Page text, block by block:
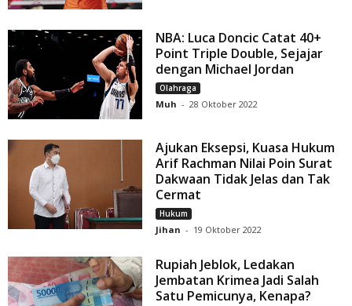
NBA: Luca Doncic Catat 40+
Point Triple Double, Sejajar
dengan Michael Jordan
Olahraga
Muh - 28 Oktober 2022
Ajukan Eksepsi, Kuasa Hukum
Arif Rachman Nilai Poin Surat
Dakwaan Tidak Jelas dan Tak
Cermat
Hukum
Jihan - 19 Oktober 2022
Rupiah Jeblok, Ledakan
Jembatan Krimea Jadi Salah
Satu Pemicunya, Kenapa?